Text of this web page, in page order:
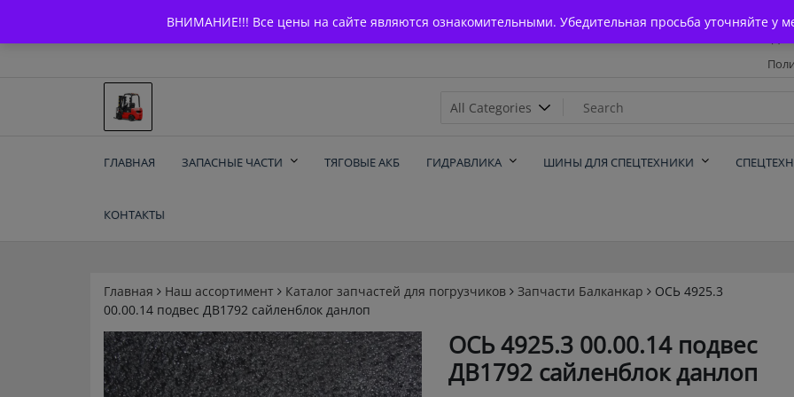
ВНИМАНИЕ!!! Все цены на сайте являются ознакомительными. Убедительная просьба уточняйте у
content
Запчасти для вилочых
ГЛАВНАЯ ЗАПАСНЫЕ ЧАСТИ ТЯГОВЫЕ АКБ ГИДРАВЛИКА ШИНЫ ДЛЯ СПЕЦТЕХНИКИ
КОНТАКТЫ
Главная Наш ассортимент Каталог запчастей для погрузчиков Запчасти Балканкар
ОСЬ 4925.3
00.00.14 подвес ДВ1792 сайленблок данлоп
ОСЬ 4925.3 00.00.14 подвес
ДВ1792 сайленблок данлоп